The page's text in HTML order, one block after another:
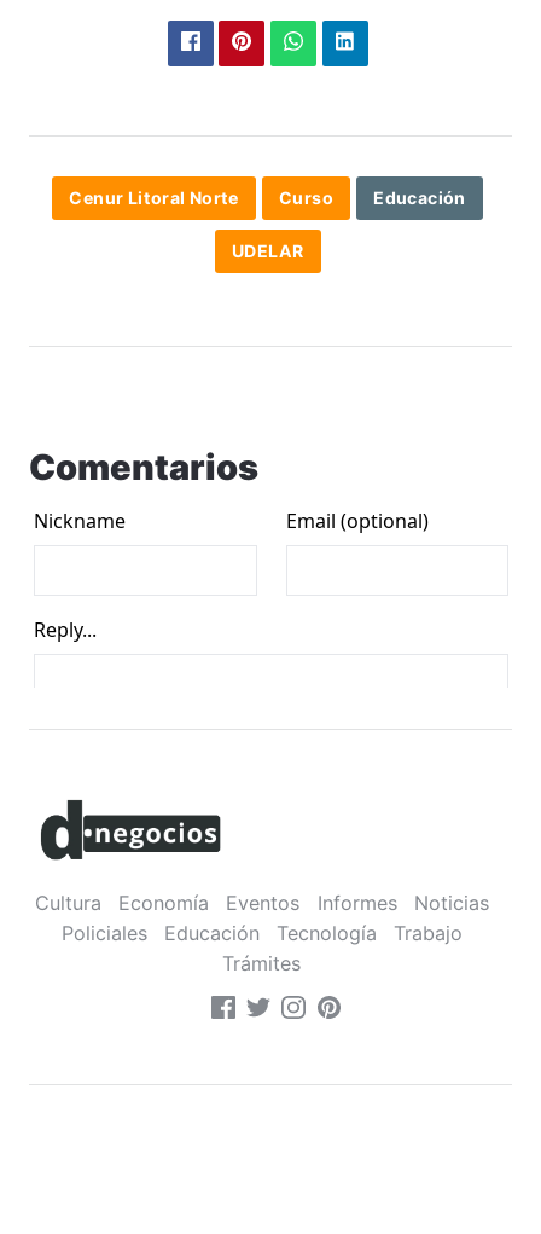
Cenur Litoral Norte Curso Educación
UDELAR
Comentarios
Cultura Economía Eventos Informes
Noticias
Policiales
Educación Tecnología
Trabajo
Trámites